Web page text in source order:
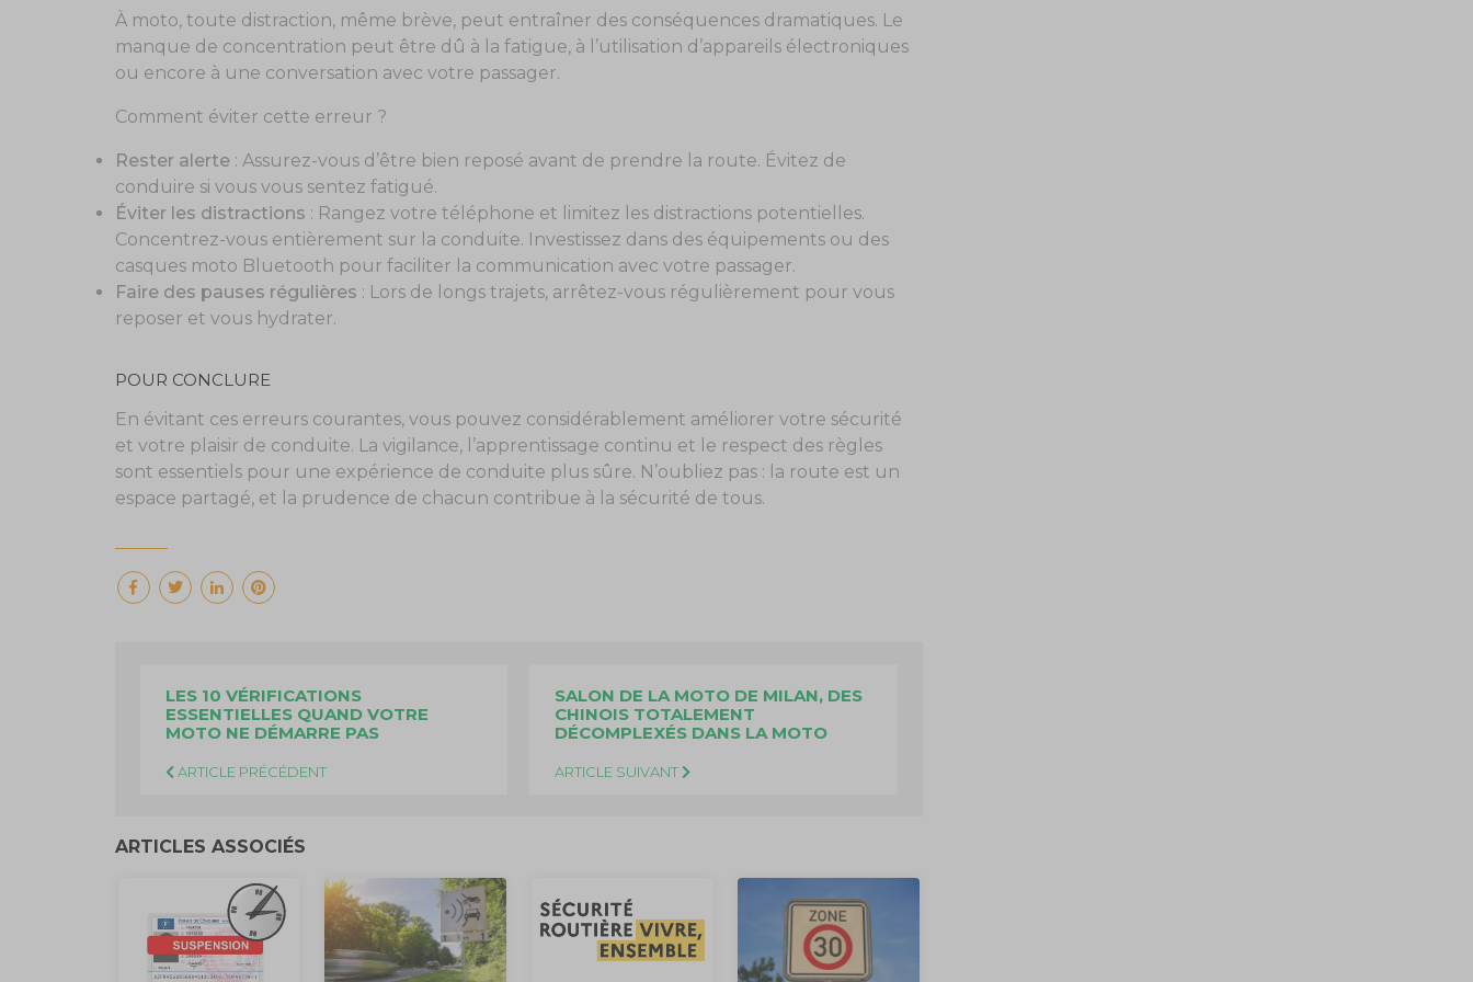
À moto, toute distraction, même brève, peut entraîner des conséquences dramatiques. Le
manque de concentration peut être dû à la fatigue, à l’utilisation d’appareils électroniques
ou encore à une conversation avec votre passager.
Comment éviter cette erreur ?
Rester alerte: Assurez-vous d’être bien reposé avant de prendre la route. Évitez de
conduire si vous vous sentez fatigué.
Éviter les distractions : Rangez votre téléphone et limitez les distractions potentielles.
Concentrez-vous entièrement sur la conduite. Investissez dans des équipements ou des
casques moto Bluetooth pour faciliter la communication avec votre passager.
Faire des pauses régulières : Lors de longs trajets, arrêtez-vous régulièrement pour vous
reposer et vous hydrater.
POUR CONCLURE
En évitant ces erreurs courantes, vous pouvez considérablement améliorer votre sécurité
et votre plaisir de conduite. La vigilance, l’apprentissage continu et le respect des règles
sont essentiels pour une expérience de conduite plus sûre. N’oubliez pas : la route est un
espace partagé, et la prudence de chacun contribue à la sécurité de tous.
LES 10 VÉRIFICATIONS
ESSENTIELLES QUAND VOTRE
MOTO NE DÉMARRE PAS
ARTICLE PRÉCÉDENT
SALON DE LA MOTO DE MILAN, DES
CHINOIS TOTALEMENT
DÉCOMPLEXÉS DANS LA MOTO
ARTICLE SUIVANT
ARTICLES ASSOCIÉS